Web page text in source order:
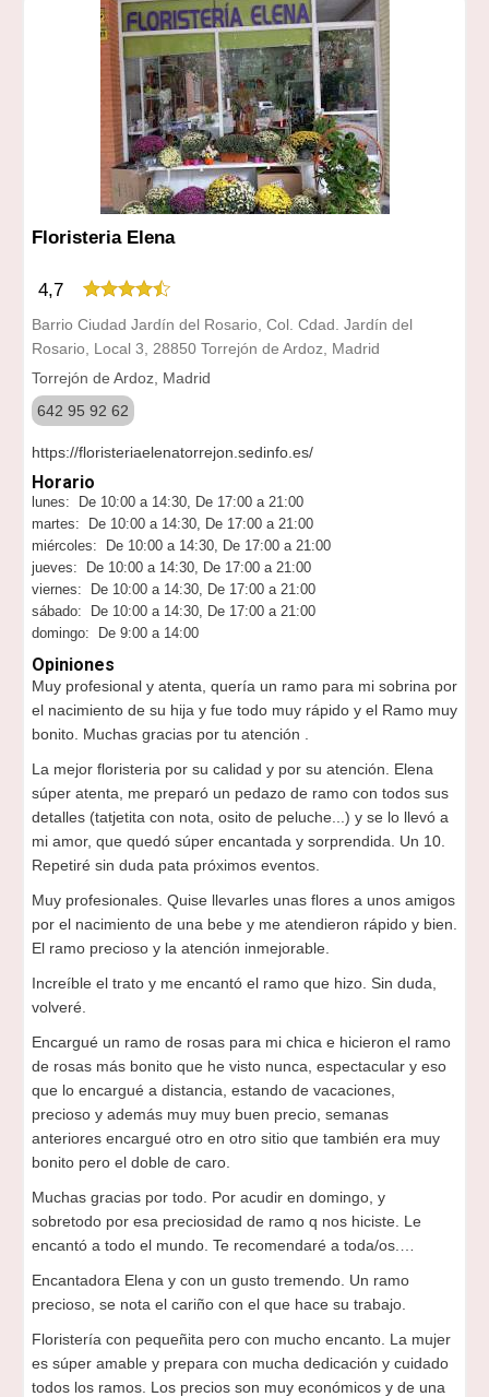
Floristeria Elena
4,7
Barrio Ciudad Jardín del Rosario, Col. Cdad. Jardín del
Rosario, Local 3, 28850 Torrejón de Ardoz, Madrid
Torrejón de Ardoz, Madrid
642 95 92 62
https://floristeriaelenatorrejon.sedinfo.es/
Horario
lunes: De 10:00 a 14:30, De 17:00 a 21:00
martes: De 10:00 a 14:30, De 17:00 a 21:00
miércoles: De 10:00 a 14:30, De 17:00 a 21:00
jueves: De 10:00 a 14:30, De 17:00 a 21:00
viernes: De 10:00 a 14:30, De 17:00 a 21:00
sábado: De 10:00 a 14:30, De 17:00 a 21:00
domingo: De 9:00 a 14:00
Opiniones
Muy profesional y atenta, quería un ramo para mi sobrina por
el nacimiento de su hija y fue todo muy rápido y el Ramo muy
bonito. Muchas gracias por tu atención .
La mejor floristeria por su calidad y por su atención. Elena
súper atenta, me preparó un pedazo de ramo con todos sus
detalles (tatjetita con nota, osito de peluche...) y se lo llevó a
mi amor, que quedó súper encantada y sorprendida. Un 10.
Repetiré sin duda pata próximos eventos.
Muy profesionales. Quise llevarles unas flores a unos amigos
por el nacimiento de una bebe y me atendieron rápido y bien.
El ramo precioso y la atención inmejorable.
Increíble el trato y me encantó el ramo que hizo. Sin duda,
volveré.
Encargué un ramo de rosas para mi chica e hicieron el ramo
de rosas más bonito que he visto nunca, espectacular y eso
que lo encargué a distancia, estando de vacaciones,
precioso y además muy muy buen precio, semanas
anteriores encargué otro en otro sitio que también era muy
bonito pero el doble de caro.
Muchas gracias por todo. Por acudir en domingo, y
sobretodo por esa preciosidad de ramo q nos hiciste. Le
encantó a todo el mundo. Te recomendaré a toda/os.…
Encantadora Elena y con un gusto tremendo. Un ramo
precioso, se nota el cariño con el que hace su trabajo.
Floristería con pequeñita pero con mucho encanto. La mujer
es súper amable y prepara con mucha dedicación y cuidado
todos los ramos. Los precios son muy económicos y de una